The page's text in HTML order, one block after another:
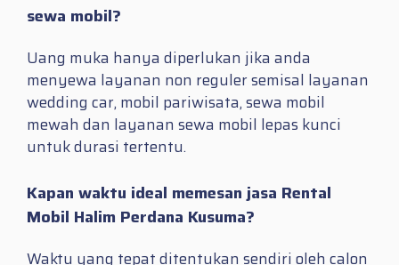
sewa mobil?
Uang muka hanya diperlukan jika anda
menyewa layanan non reguler semisal layanan
wedding car, mobil pariwisata, sewa mobil
mewah dan layanan sewa mobil lepas kunci
untuk durasi tertentu.
Kapan waktu ideal memesan jasa Rental
Mobil Halim Perdana Kusuma?
Waktu yang tepat ditentukan sendiri oleh calon